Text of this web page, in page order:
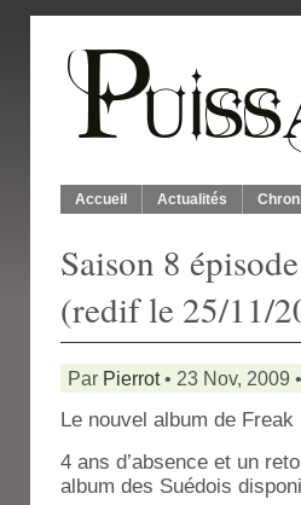
Accueil Actualités
Saison 8
(redif le 25/11/
Par Pierrot• 23 Nov, 2009
Le nouvel album de
4 ans d’absence et un
album des Suédois